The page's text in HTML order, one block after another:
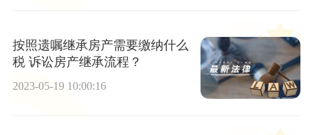
按照遗嘱继承房产需要缴纳什么
税 诉讼房产继承流程？
2023-05-19 10:00:16